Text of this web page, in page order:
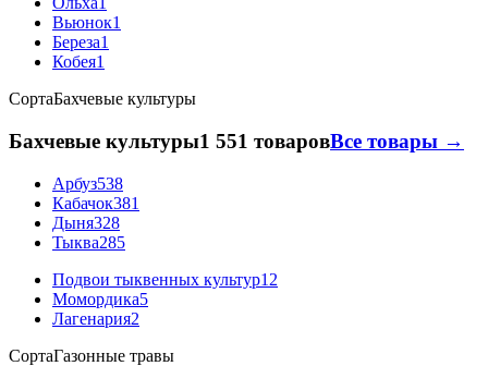
Вьюнок1
Береза1
Кобея1
СортаБахчевые культуры
Бахчевые культуры1 551 товаровВсе товары →
Арбуз538
Кабачок381
Дыня328
Тыква285
Подвои тыквенных культур12
Момордика5
Лагенария2
СортаГазонные травы